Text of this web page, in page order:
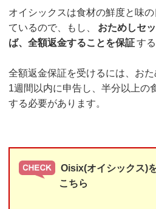
オイシックスは食材の鮮度と味
ているので、もし、
おためしセ
ば、全額返金することを保証す
全額返金保証を受けるには、お
1週間以内に申告し、半分以上の
する必要があります。
Oisix(オイシックス)
こちら